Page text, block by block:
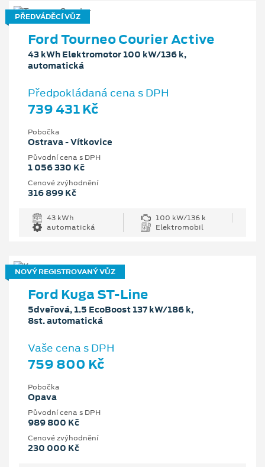
PŘEDVÁDĚCÍ VŮZ
Ford Tourneo Courier Active
43 kWh Elektromotor 100 kW/136 k,
automatická
Předpokládaná cena s DPH
739 431 Kč
Pobočka
Ostrava - Vítkovice
Původní cena s DPH
1 056 330 Kč
Cenové zvýhodnění
316 899 Kč
43 kWh
100 kW/136 k
automatická
Elektromobil
NOVÝ REGISTROVANÝ VŮZ
Ford Kuga ST-Line
5dveřová, 1.5 EcoBoost 137 kW/186 k,
8st. automatická
Vaše cena s DPH
759 800 Kč
Pobočka
Opava
Původní cena s DPH
989 800 Kč
Cenové zvýhodnění
230 000 Kč